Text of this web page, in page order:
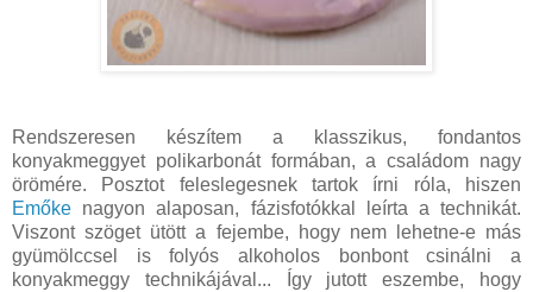
Rendszeresen készítem a klasszikus, fondantos
konyakmeggyet polikarbonát formában, a családom nagy
örömére. Posztot feleslegesnek tartok írni róla, hiszen
Emőke nagyon alaposan, fázisfotókkal leírta a technikát.
Viszont szöget ütött a fejembe, hogy nem lehetne-e más
gyümölccsel is folyós alkoholos bonbont csinálni a
konyakmeggy technikájával... Így jutott eszembe, hogy